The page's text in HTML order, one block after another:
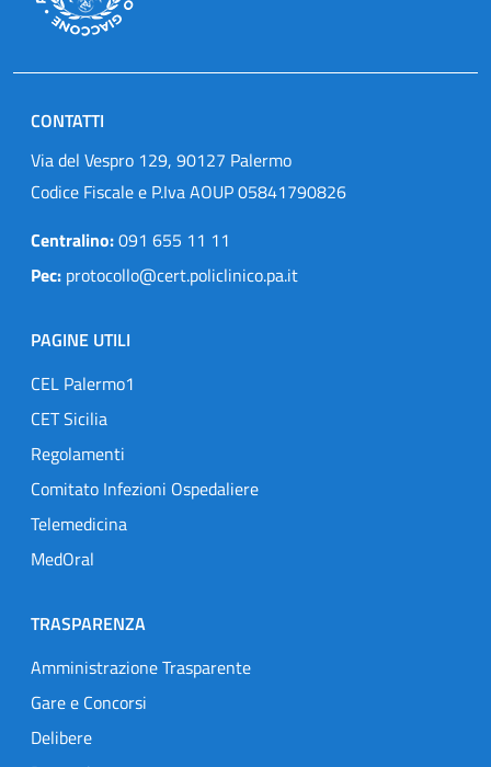
CONTATTI
Via del Vespro 129, 90127 Palermo
Codice Fiscale e P.Iva AOUP 05841790826
Centralino:091 655 11 11
Pec: protocollo@cert.policlinico.pa.it
PAGINE UTILI
CEL Palermo1
CET Sicilia
Regolamenti
Comitato Infezioni Ospedaliere
Telemedicina
MedOral
TRASPARENZA
Amministrazione Trasparente
Gare e Concorsi
Delibere